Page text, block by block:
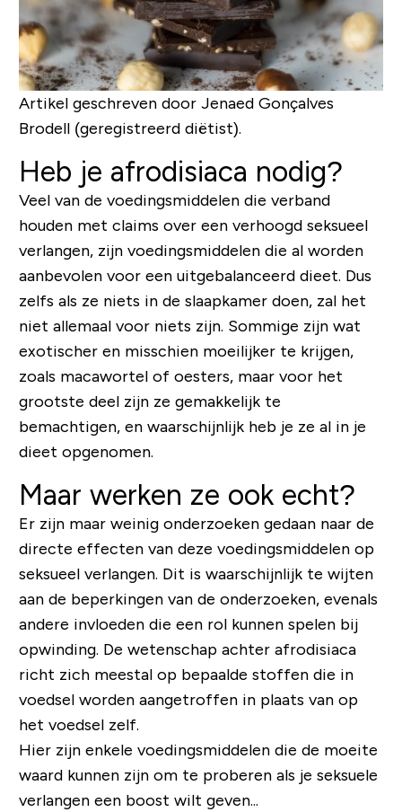
Artikel geschreven door Jenaed Gonçalves
Brodell (geregistreerd diëtist).
Heb je afrodisiaca nodig?
Veel van de voedingsmiddelen die verband
houden met claims over een verhoogd seksueel
verlangen, zijn voedingsmiddelen die al worden
aanbevolen voor een uitgebalanceerd dieet. Dus
zelfs als ze niets in de slaapkamer doen, zal het
niet allemaal voor niets zijn. Sommige zijn wat
exotischer en misschien moeilijker te krijgen,
zoals macawortel of oesters, maar voor het
grootste deel zijn ze gemakkelijk te
bemachtigen, en waarschijnlijk heb je ze al in je
dieet opgenomen.
Maar werken ze ook echt?
Er zijn maar weinig onderzoeken gedaan naar de
directe effecten van deze voedingsmiddelen op
seksueel verlangen. Dit is waarschijnlijk te wijten
aan de beperkingen van de onderzoeken, evenals
andere invloeden die een rol kunnen spelen bij
opwinding. De wetenschap achter afrodisiaca
richt zich meestal op bepaalde stoffen die in
voedsel worden aangetroffen in plaats van op
het voedsel zelf.
Hier zijn enkele voedingsmiddelen die de moeite
waard kunnen zijn om te proberen als je seksuele
verlangen een boost wilt geven...